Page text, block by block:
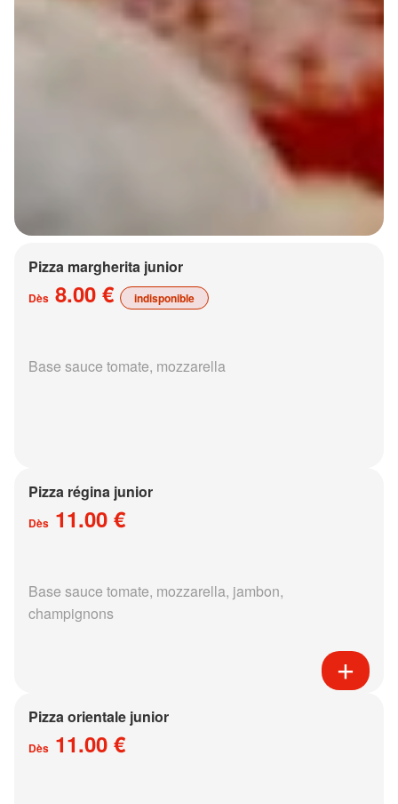
Pizza margherita junior
Dès 8.00 € indisponible
Base sauce tomate, mozzarella
Pizza régina junior
Dès 11.00 €
Base sauce tomate, mozzarella, jambon,
champignons
Pizza orientale junior
Dès 11.00 €